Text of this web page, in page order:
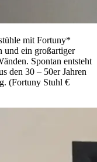
mit Fortuny*
und ein großartiger
Spontan entsteht
den 30 – 50er Jahren
(Fortuny Stuhl €